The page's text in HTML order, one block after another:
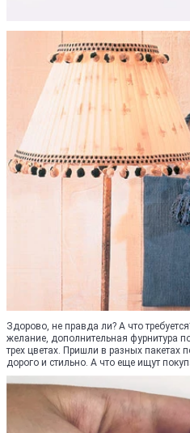
Здорово, не правда ли? А что
желание, дополнительная фурнитура
трех цветах. Пришли в разных пакетах
дорого и стильно. А что еще ищут